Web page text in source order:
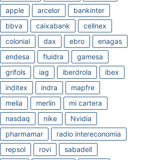
apple
arcelor
bankinter
bbva
caixabank
cellnex
colonial
dax ebro
enagas
endesa
fluidra
gamesa
grifols
iag iberdrola
ibex
inditex
indra
mapfre
melia
merlin
mi cartera
nasdaq
nike
Nvidia
pharmamar
radio intereconomia
repsol
rovi
sabadell